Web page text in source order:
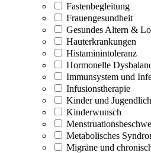
Fastenbegleitung
Frauengesundheit
Gesundes Altern &
Hauterkrankungen
Histaminintoleranz
Hormonelle
Immunsystem und
Infusionstherapie
Kinder und
Kinderwunsch
Metabolisches
Migräne und